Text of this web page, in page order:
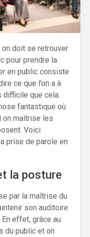
doit se retrouver
pour prendre la
en public consiste
ce que l’on a à
difficile que cela.
fantastique où
on maîtrise les
Voici
prise de parole en
la posture
par la maîtrise du
son auditoire
effet, grâce au
du public et on